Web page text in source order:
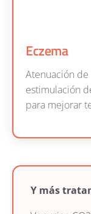
Eczema
Atenuación
estimulación
para mejorar
Y más